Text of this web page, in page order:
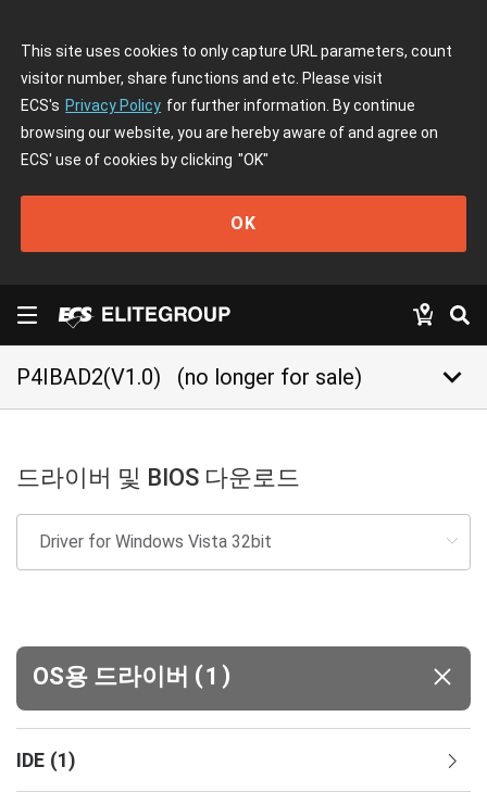
This site uses cookies to only capture URL parameters, count
visitor number, share functions and etc. Please visit
ECS's Privacy Policy for further information. By continue
browsing our website, you are hereby aware of and agree on
ECS' use of cookies by clicking "OK"
OK
P4IBAD2(V1.0) (no longer for sale) keyboard_arrow_down
드라이버 및 BIOS 다운로드
OS용 드라이버 (1 )
IDE (1)